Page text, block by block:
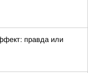
правда или